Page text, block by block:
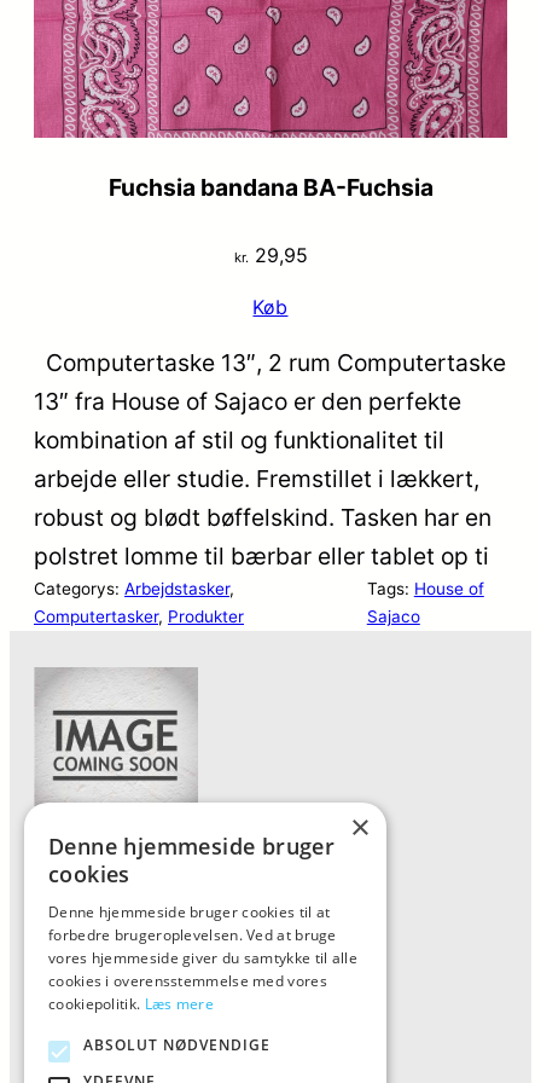
Fuchsia bandana BA-Fuchsia
kr. 29,95
Køb
Computertaske 13″, 2 rum Computertaske
13″ fra House of Sajaco er den perfekte
kombination af stil og funktionalitet til
arbejde eller studie. Fremstillet i lækkert,
robust og blødt bøffelskind. Tasken har en
polstret lomme til bærbar eller tablet op ti
Categorys: Arbejdstasker
Computertasker, Produkter
Tags: House of
Sajaco
Forside
Vis alle produkter
Kontakt
Oversigt artikler
ALFA
×
Denne hjemmeside bruger
cookies
Denne hjemmeside bruger cookies til at
forbedre brugeroplevelsen. Ved at bruge
vores hjemmeside giver du samtykke til alle
cookies i overensstemmelse med vores
cookiepolitik. Læs mere
ABSOLUT NØDVENDIGE